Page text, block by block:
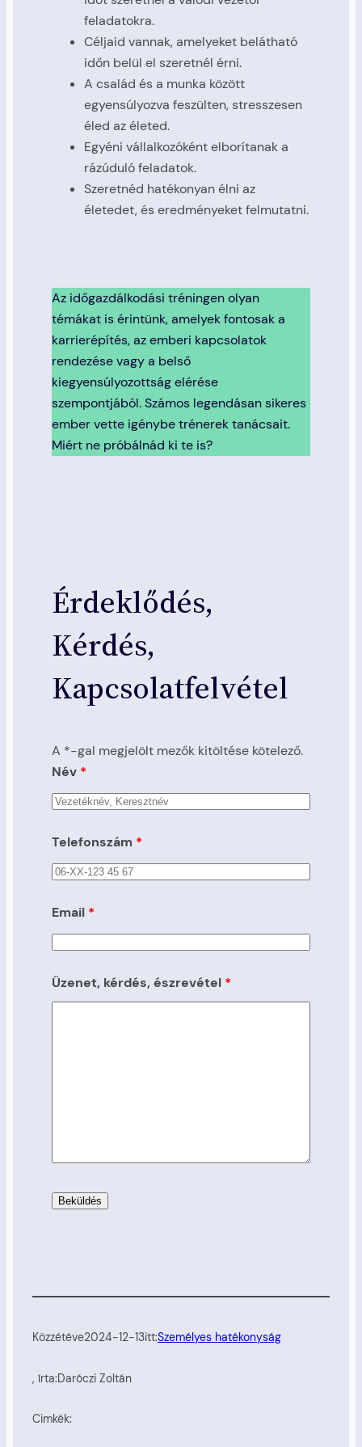
feladatokra.
Céljaid vannak, amelyeket belátható
időn belül el szeretnél érni.
A család és a munka között
egyensúlyozva feszülten, stresszesen
éled az életed.
Egyéni vállalkozóként elborítanak a
rázúduló feladatok.
Szeretnéd hatékonyan élni az
életedet, és eredményeket felmutatni.
Az időgazdálkodási tréningen olyan
témákat is érintünk, amelyek fontosak a
karrierépítés, az emberi kapcsolatok
rendezése vagy a belső
kiegyensúlyozottság elérése
szempontjából. Számos legendásan sikeres
ember vette igénybe trénerek tanácsait.
Miért ne próbálnád ki te is?
Érdeklődés,
Kérdés,
Kapcsolatfelvétel
A *-gal megjelölt mezők kitöltése kötelező.
Név *
Telefonszám *
Email *
Üzenet, kérdés, észrevétel *
Közzétéve2024-12-13itt:Személyes hatékonyság
, írta:Daróczi Zoltán
Cimkék: